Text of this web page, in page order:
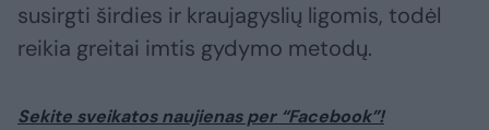
susirgti širdies ir kraujagyslių ligomis, todėl
reikia greitai imtis gydymo metodų.
Sekite sveikatos naujienas per “Facebook”!